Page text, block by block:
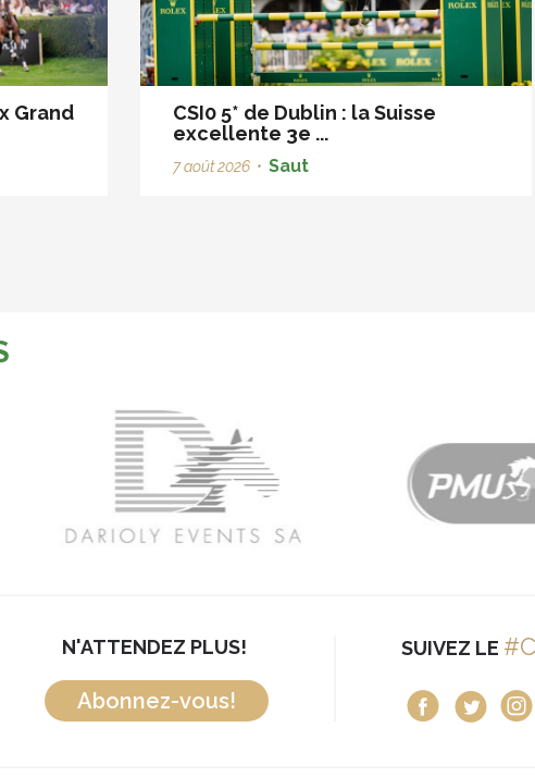
Grand
CSI0 5* de Dublin : la Suisse
excellente 3e ...
7 août 2026 • Saut
N'ATTENDEZ PLUS!
Abonnez-vous!
SUIVEZ LE